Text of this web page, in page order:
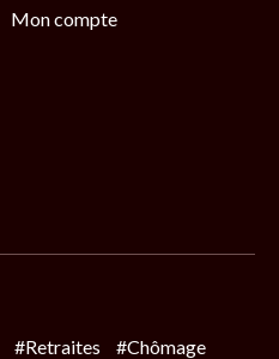
Mon compte
#Retraites #Chômage